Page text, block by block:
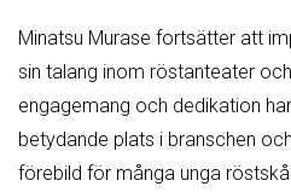
Minatsu Murase fortsätter att
sin talang inom röstanteater
engagemang och dedikation
betydande plats i branschen
förebild för många unga